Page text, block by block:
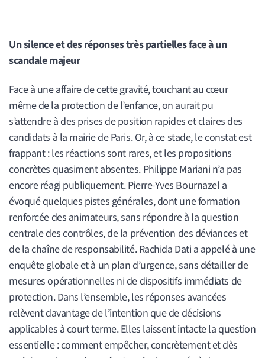
Un silence et des réponses très partielles face à un
scandale majeur
Face à une affaire de cette gravité, touchant au cœur
même de la protection de l’enfance, on aurait pu
s’attendre à des prises de position rapides et claires des
candidats à la mairie de Paris. Or, à ce stade, le constat est
frappant : les réactions sont rares, et les propositions
concrètes quasiment absentes. Philippe Mariani n’a pas
encore réagi publiquement. Pierre-Yves Bournazel a
évoqué quelques pistes générales, dont une formation
renforcée des animateurs, sans répondre à la question
centrale des contrôles, de la prévention des déviances et
de la chaîne de responsabilité. Rachida Dati a appelé à une
enquête globale et à un plan d’urgence, sans détailler de
mesures opérationnelles ni de dispositifs immédiats de
protection. Dans l’ensemble, les réponses avancées
relèvent davantage de l’intention que de décisions
applicables à court terme. Elles laissent intacte la question
essentielle : comment empêcher, concrètement et dès